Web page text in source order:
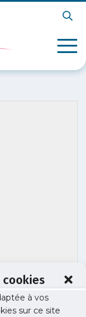
cookies
à vos
sur ce site